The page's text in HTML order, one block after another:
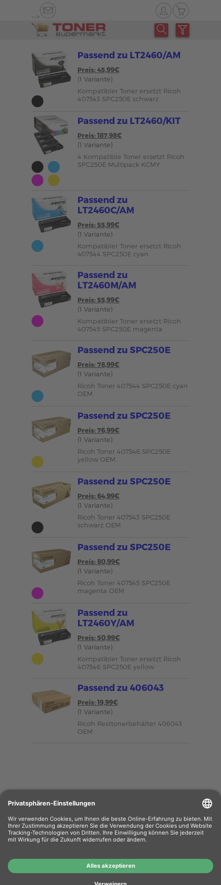
-->
Passend zu LT2460/AM
Preis: 45,99€
(1 Variante)
Kompatibler Toner ersetzt Ricoh
407543 SPC250E schwarz
Passend zu LT2460/KIT
Preis: 187,98€
(1 Variante)
4 Kompatible Toner ersetzt Ricoh
SPC250E Multipack KCMY
Passend zu
LT2460C/AM
Preis: 55,99€
(1 Variante)
Kompatibler Toner ersetzt Ricoh
407544 SPC250E cyan
Passend zu
LT2460M/AM
Preis: 55,99€
(1 Variante)
Kompatibler Toner ersetzt Ricoh
407545 SPC250E magenta
Passend zu SPC250E
Preis: 78,99€
(1 Variante)
Ricoh Toner 407544 SPC250E cyan
OEM
Passend zu SPC250E
Preis: 76,99€
(1 Variante)
Ricoh Toner 407546 SPC250E
yellow OEM
Passend zu SPC250E
Preis: 64,99€
(1 Variante)
Ricoh Toner 407543 SPC250E
schwarz OEM
Passend zu SPC250E
Preis: 80,99€
(1 Variante)
Ricoh Toner 407545 SPC250E
magenta OEM
Passend zu
LT2460Y/AM
Preis: 50,99€
(1 Variante)
Kompatibler Toner ersetzt Ricoh
407546 SPC250E yellow
Passend zu 406043
Preis: 19,99€
(1 Variante)
Ricoh Resttonerbehälter 406043
OEM
Wiederverkäufer: Das Angebot unseres Web-
Shops richtet sich nicht an Wiederverkäufer.